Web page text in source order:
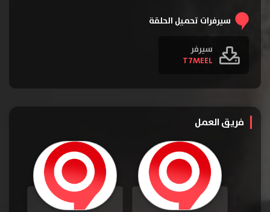
سيرفرات تحميل الحلقة
سيرفر
T7MEEL
فريق العمل